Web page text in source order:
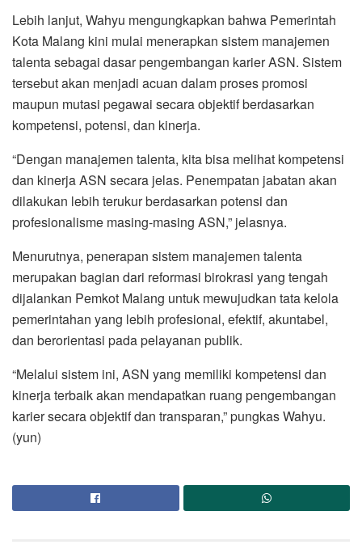
Lebih lanjut, Wahyu mengungkapkan bahwa Pemerintah
Kota Malang kini mulai menerapkan sistem manajemen
talenta sebagai dasar pengembangan karier ASN. Sistem
tersebut akan menjadi acuan dalam proses promosi
maupun mutasi pegawai secara objektif berdasarkan
kompetensi, potensi, dan kinerja.
“Dengan manajemen talenta, kita bisa melihat kompetensi
dan kinerja ASN secara jelas. Penempatan jabatan akan
dilakukan lebih terukur berdasarkan potensi dan
profesionalisme masing-masing ASN,” jelasnya.
Menurutnya, penerapan sistem manajemen talenta
merupakan bagian dari reformasi birokrasi yang tengah
dijalankan Pemkot Malang untuk mewujudkan tata kelola
pemerintahan yang lebih profesional, efektif, akuntabel,
dan berorientasi pada pelayanan publik.
“Melalui sistem ini, ASN yang memiliki kompetensi dan
kinerja terbaik akan mendapatkan ruang pengembangan
karier secara objektif dan transparan,” pungkas Wahyu.
(yun)